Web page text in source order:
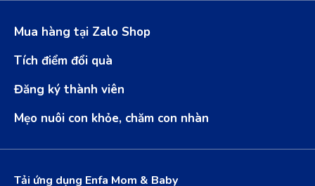
Mua hàng tại Zalo Shop
Tích điểm đổi quà
Đăng ký thành viên
Mẹo nuôi con khỏe, chăm con nhàn
Tải ứng dụng Enfa Mom & Baby